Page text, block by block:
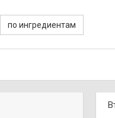
по ингредиентам